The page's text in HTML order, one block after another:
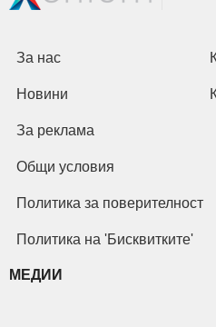
За нас
Новини
За реклама
Общи условия
Политика за поверителност
Политика на 'Бисквитките'
МЕДИИ